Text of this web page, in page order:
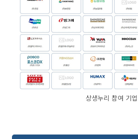
상생누리 참여 기업